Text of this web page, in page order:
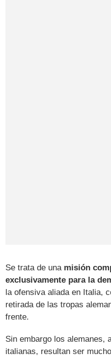
Se trata de una misión
exclusivamente para la
la ofensiva aliada en Italia,
retirada de las tropas
frente.
Sin embargo los alemanes,
italianas, resultan ser